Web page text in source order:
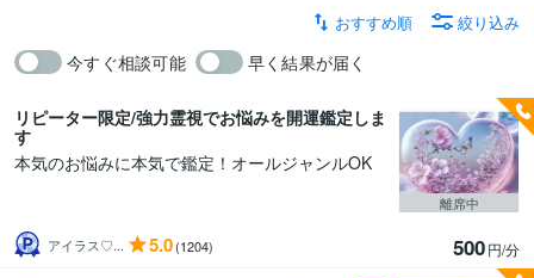
今すぐ相談可能 早く結果が届く
おすすめ順 絞り込み
リピーター限定/強力霊視でお悩みを開運鑑定しま
す
本気のお悩みに本気で鑑定！オールジャンルOK
アイラス♡... 5.0(1204) 500円/分
離席中